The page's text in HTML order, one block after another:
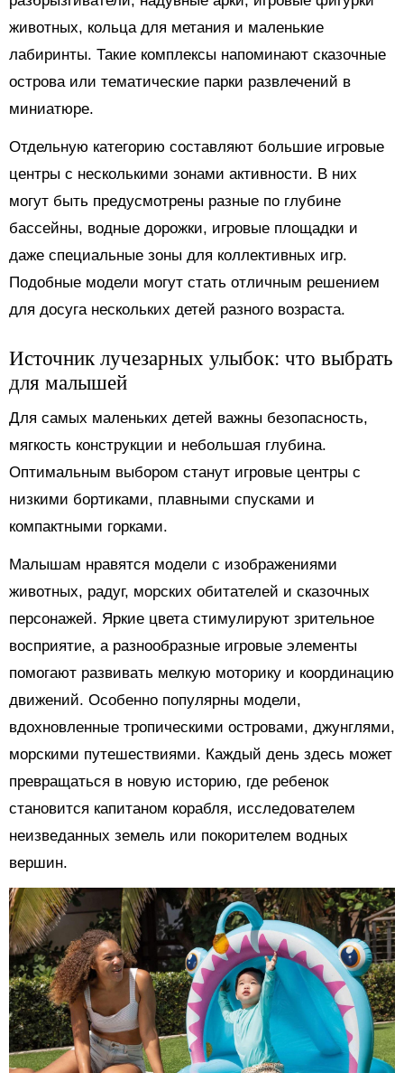
животных, кольца для метания и маленькие
лабиринты. Такие комплексы напоминают сказочные
острова или тематические парки развлечений в
миниатюре.
Отдельную категорию составляют большие игровые
центры с несколькими зонами активности. В них
могут быть предусмотрены разные по глубине
бассейны, водные дорожки, игровые площадки и
даже специальные зоны для коллективных игр.
Подобные модели могут стать отличным решением
для досуга нескольких детей разного возраста.
Источник лучезарных улыбок: что выбрать
для малышей
Для самых маленьких детей важны безопасность,
мягкость конструкции и небольшая глубина.
Оптимальным выбором станут игровые центры с
низкими бортиками, плавными спусками и
компактными горками.
Малышам нравятся модели с изображениями
животных, радуг, морских обитателей и сказочных
персонажей. Яркие цвета стимулируют зрительное
восприятие, а разнообразные игровые элементы
помогают развивать мелкую моторику и координацию
движений. Особенно популярны модели,
вдохновленные тропическими островами, джунглями,
морскими путешествиями. Каждый день здесь может
превращаться в новую историю, где ребенок
становится капитаном корабля, исследователем
неизведанных земель или покорителем водных
вершин.